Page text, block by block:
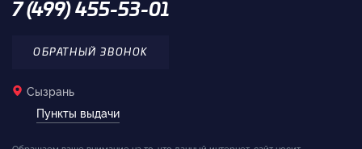
7 (499) 455-53-01
ОБРАТНЫЙ ЗВОНОК
Сызрань
Пункты выдачи